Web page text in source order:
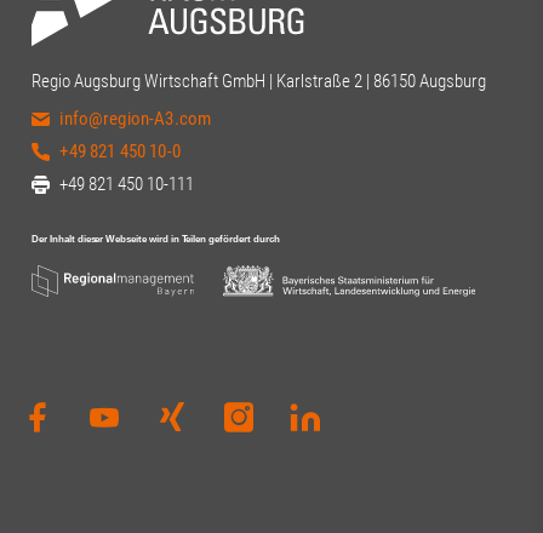
Regio Augsburg Wirtschaft GmbH | Karlstraße 2 | 86150 Augsburg
info@region-A3.com
+49 821 450 10-0
+49 821 450 10-111